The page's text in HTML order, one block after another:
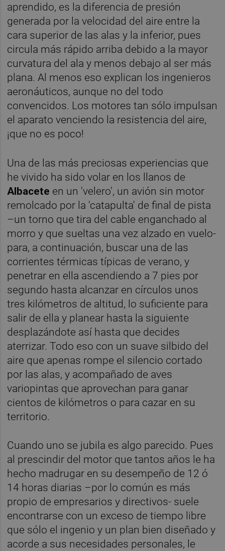
aprendido, es la diferencia de presión
generada por la velocidad del aire entre la
cara superior de las alas y la inferior, pues
circula más rápido arriba debido a la mayor
curvatura del ala y menos debajo al ser más
plana. Al menos eso explican los ingenieros
aeronáuticos, aunque no del todo
convencidos. Los motores tan sólo impulsan
el aparato venciendo la resistencia del aire,
¡que no es poco!
Una de las más preciosas experiencias que
he vivido ha sido volar en los llanos de
Albacete en un 'velero', un avión sin motor
remolcado por la 'catapulta' de final de pista
–un torno que tira del cable enganchado al
morro y que sueltas una vez alzado en vuelo-
para, a continuación, buscar una de las
corrientes térmicas típicas de verano, y
penetrar en ella ascendiendo a 7 pies por
segundo hasta alcanzar en círculos unos
tres kilómetros de altitud, lo suficiente para
salir de ella y planear hasta la siguiente
desplazándote así hasta que decides
aterrizar. Todo eso con un suave silbido del
aire que apenas rompe el silencio cortado
por las alas, y acompañado de aves
variopintas que aprovechan para ganar
cientos de kilómetros o para cazar en su
territorio.
Cuando uno se jubila es algo parecido. Pues
al prescindir del motor que tantos años le ha
hecho madrugar en su desempeño de 12 ó
14 horas diarias –por lo común es más
propio de empresarios y directivos- suele
encontrarse con un exceso de tiempo libre
que sólo el ingenio y un plan bien diseñado y
acorde a sus necesidades personales, le